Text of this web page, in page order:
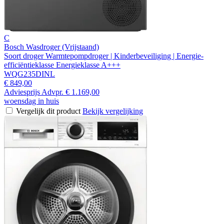
C
Bosch Wasdroger (Vrijstaand)
Soort droger Warmtepompdroger | Kinderbeveiliging | Energie-
efficiëntieklasse Energieklasse A+++
WQG235DINL
€ 849,00
Adviesprijs Advpr. € 1.169,00
woensdag in huis
Vergelijk dit product Bekijk vergelijking